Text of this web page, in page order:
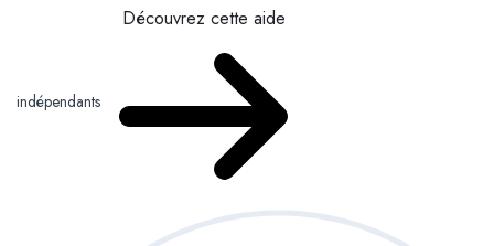
indépendants
Découvrez cette aide